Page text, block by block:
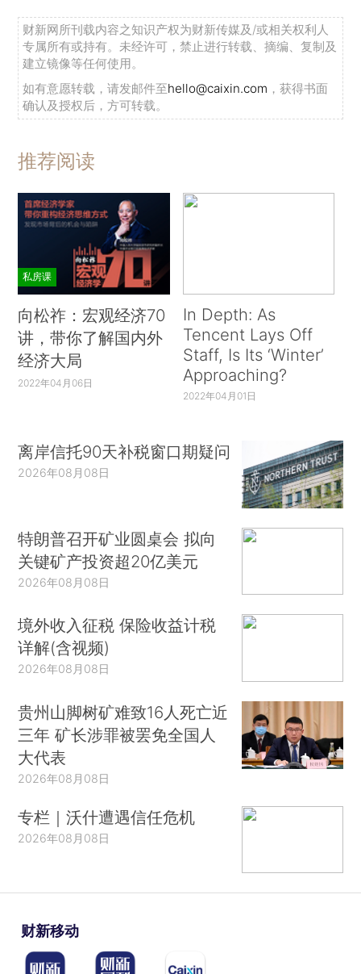
财新网所刊载内容之知识产权为财新传媒及/或相关权利人
专属所有或持有。未经许可，禁止进行转载、摘编、复制及
建立镜像等任何使用。
如有意愿转载，请发邮件至hello@caixin.com ，获得书面
确认及授权后，方可转载。
推荐阅读
私房课
向松祚：宏观经济70
讲，带你了解国内外
经济大局
2022年04月06日
In Depth: As
Tencent Lays Off
Staff, Is Its ‘Winter’
Approaching?
2022年04月01日
离岸信托90天补税窗口期疑问
2026年08月08日
特朗普召开矿业圆桌会 拟向
关键矿产投资超20亿美元
2026年08月08日
境外收入征税 保险收益计税
详解(含视频)
2026年08月08日
贵州山脚树矿难致16人死亡近
三年 矿长涉罪被罢免全国人
大代表
2026年08月08日
专栏｜沃什遭遇信任危机
2026年08月08日
财新移动